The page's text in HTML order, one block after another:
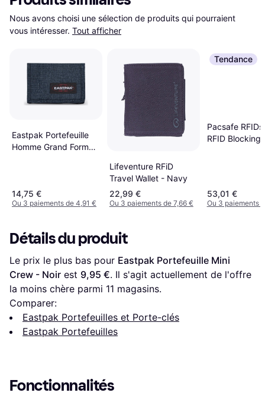
Nous avons choisi une sélection de produits qui pourraient
vous intéresser. Tout afficher
Eastpak Portefeuille
Homme Grand Format
14,75 €
Ou 3 paiements de 4,91 €
Lifeventure RFiD
Travel Wallet - Navy
22,99 €
Ou 3 paiements de 7,66 €
Tendance
Pacsafe
RFID Blocking
53,01 €
Ou 3 paiements
Détails du produit
Le prix le plus bas pour Eastpak Portefeuille Mini
Crew - Noir est 9,95 €. Il s'agit actuellement de l'offre
la moins chère parmi 11 magasins.
Comparer:
Eastpak Portefeuilles et Porte-clés
Eastpak Portefeuilles
Fonctionnalités